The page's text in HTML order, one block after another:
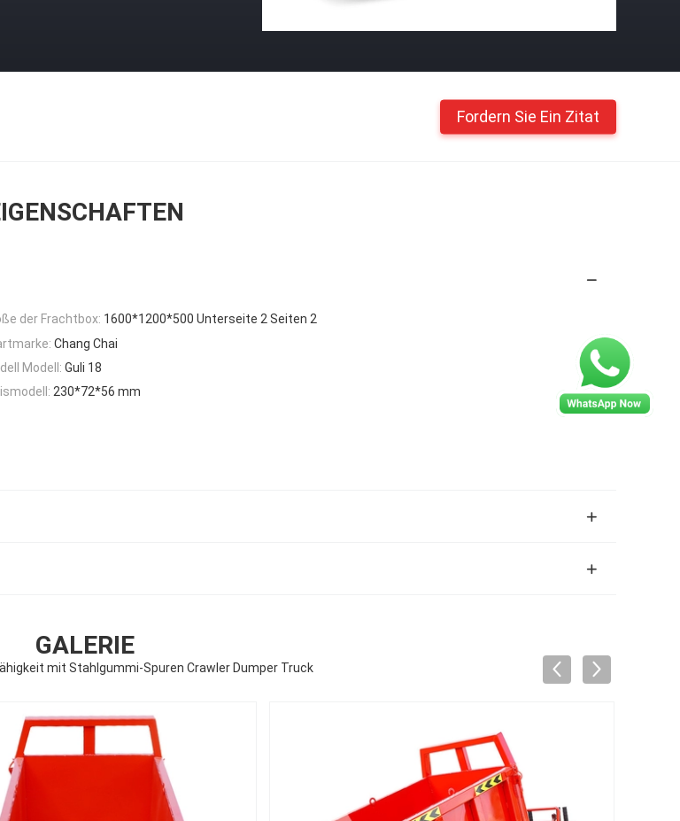
Fordern Sie Ein Zitat
der Frachtbox: 1600*1200*500 Unterseite 2 Seiten 2
Chang Chai
Modell: Guli 18
230*72*56 mm
GALERIE
mit Stahlgummi-Spuren Crawler Dumper Truck